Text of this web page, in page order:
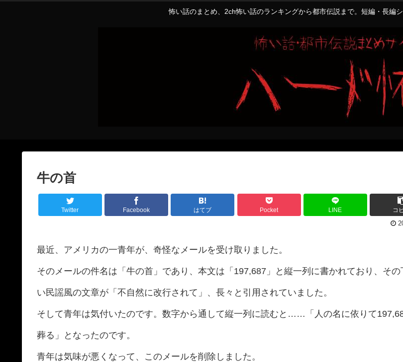
怖い話のまとめ、2ch怖い話のランキングから都市伝説まで。短編・長編
牛の首
Twitter Facebook はてブ Pocket LINE
コ
最近、アメリカの一青年が、奇怪なメールを受け取りました。
そのメールの件名は「牛の首」であり、本文は「197,687」と縦一列に書かれており、その
い民謡風の文章が「不自然に改行されて」、長々と引用されていました。
そして青年は気付いたのです。数字から通して縦一列に読むと……「人の名に依りて
葬る」となったのです。
青年は気味が悪くなって、このメールを削除しました。